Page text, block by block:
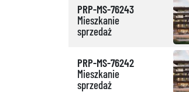
PRP-MS-76243
Mieszkanie
sprzedaż
PRP-MS-76242
Mieszkanie
sprzedaż